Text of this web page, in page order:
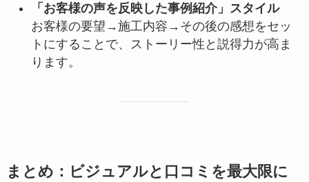
「お客様の声を反映した事例紹介」スタイル
お客様の要望→施工内容→その後の感想をセッ
トにすることで、ストーリー性と説得力が高ま
ります。
まとめ：ビジュアルと口コミを最大限に